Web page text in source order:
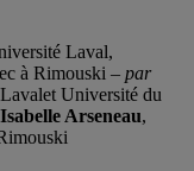
Laval,
à Rimouski – par
Université du
Isabelle Arseneau,